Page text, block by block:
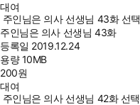
대여
주인님은 의사 선생님 43화 선택
주인님은 의사 선생님 43화
등록일 2019.12.24
용량10MB
200원
대여
주인님은 의사 선생님 42화 선택